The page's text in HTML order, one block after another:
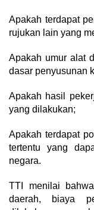
Apakah terdapat
rujukan lain yang
Apakah umur alat
dasar penyusunan
Apakah hasil
yang dilakukan;
Apakah terdapat
tertentu yang
negara.
TTI menilai
daerah, biaya